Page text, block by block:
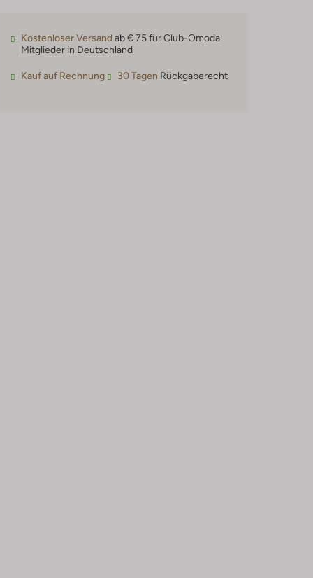
Kostenloser Versandab € 75 für Club-Omoda
Mitglieder in Deutschland
Kauf auf Rechnung 30 Tagen Rückgaberecht